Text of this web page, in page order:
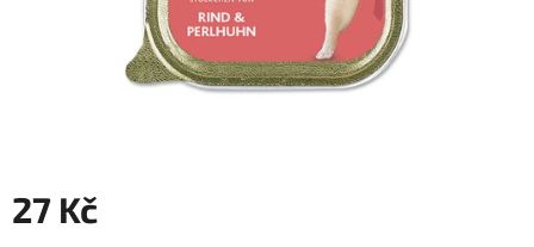
27 Kč